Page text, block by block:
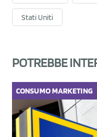
Stati Uniti
POTREBBE
CONSUMOMARKETING